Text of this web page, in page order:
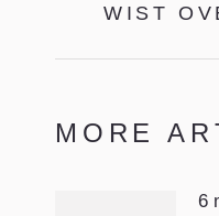
WIST
MORE
6